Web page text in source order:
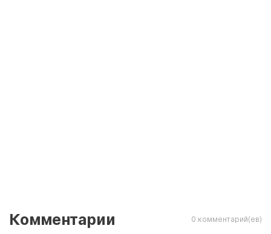
Комментарии 0 комментарий(ев)